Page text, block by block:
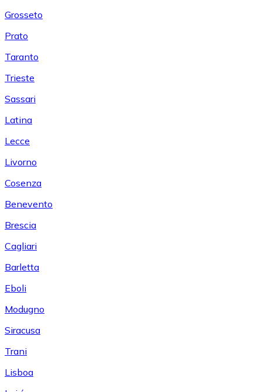
Grosseto
Prato
Taranto
Trieste
Sassari
Latina
Lecce
Livorno
Cosenza
Benevento
Brescia
Cagliari
Barletta
Eboli
Modugno
Siracusa
Trani
Lisboa